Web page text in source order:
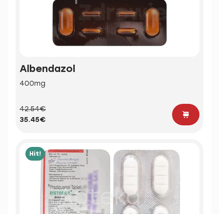
Albendazol
400mg
42.54€
35.45€
Hit!